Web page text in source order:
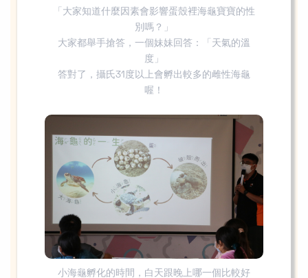
「大家知道什麼因素會影響蛋殼裡海龜寶寶的性
別嗎？」
大家都舉手搶答，一個妹妹回答：「天氣的溫
度」
答對了，攝氏31度以上會孵出較多的雌性海龜
喔！
小海龜孵化的時間，白天跟晚上哪一個比較好